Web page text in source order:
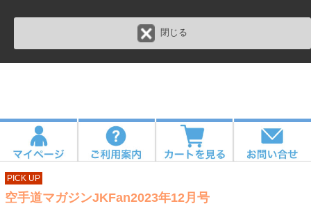
閉じる
PICK UP
空手道マガジンJKFan2023年12月号